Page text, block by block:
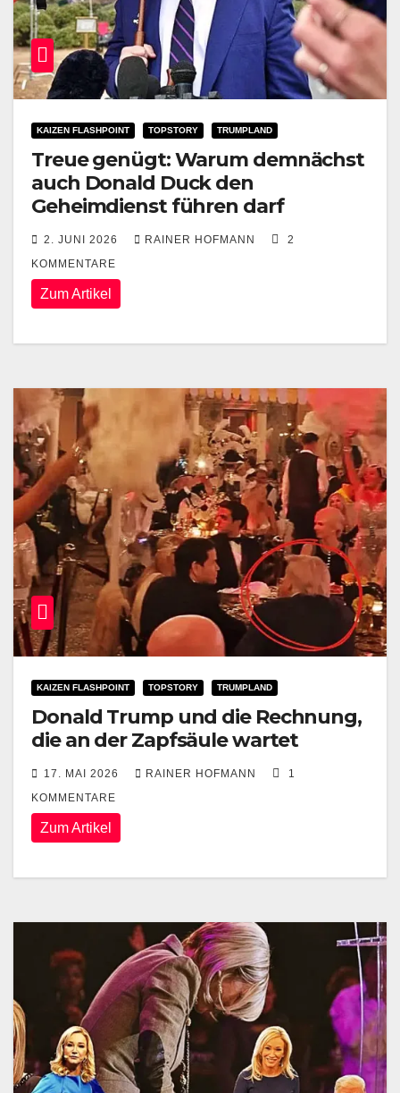
KAIZEN FLASHPOINT TOPSTORY TRUMPLAND
Treue genügt: Warum demnächst
auch Donald Duck den
Geheimdienst führen darf
2. JUNI 2026 RAINER HOFMANN
2
KOMMENTARE
Zum Artikel
KAIZEN FLASHPOINT TOPSTORY TRUMPLAND
Donald Trump und die Rechnung,
die an der Zapfsäule wartet
17. MAI 2026 RAINER HOFMANN
1
KOMMENTARE
Zum Artikel